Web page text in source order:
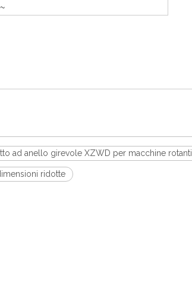
ad anello girevole XZWD per macchine rotanti
ridotte